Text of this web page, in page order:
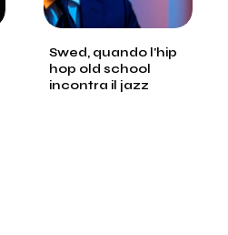
Swed, quando l'hip
hop old school
incontra il jazz